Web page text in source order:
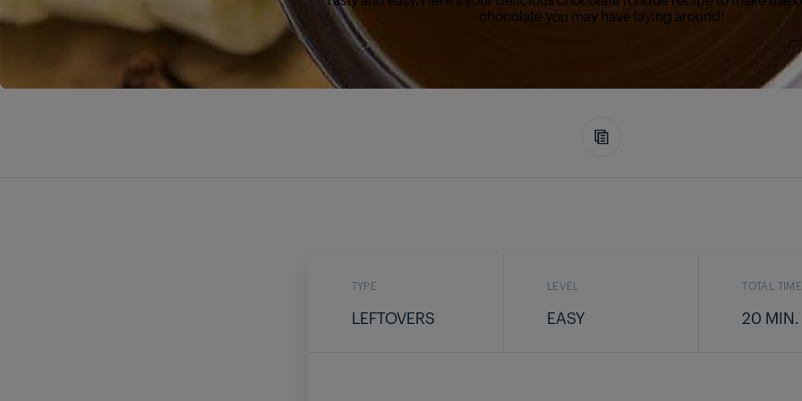
chocolate you may have laying around!
TYPE
LEFTOVERS
LEVEL
EASY
TOTAL TIME
20 MIN.